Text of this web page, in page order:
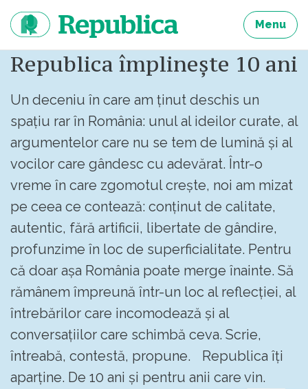
continut
Menu
Republica împlinește 10 ani
Un deceniu în care am ținut deschis un
spațiu rar în România: unul al ideilor curate, al
argumentelor care nu se tem de lumină și al
vocilor care gândesc cu adevărat. Într-o
vreme în care zgomotul crește, noi am mizat
pe ceea ce contează: conținut de calitate,
autentic, fără artificii, libertate de gândire,
profunzime în loc de superficialitate. Pentru
că doar așa România poate merge înainte. Să
rămânem împreună într-un loc al reflecției, al
întrebărilor care incomodează și al
conversațiilor care schimbă ceva. Scrie,
întreabă, contestă, propune. Republica îți
aparține. De 10 ani și pentru anii care vin.